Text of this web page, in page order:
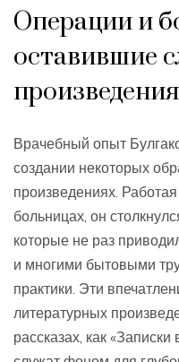
Операции и
оставившие
Врачебный опыт
создании некоторых
произведениях.
больницах, он
которые не раз
и многими бытовыми
практики. Эти
литературных
рассказах, как